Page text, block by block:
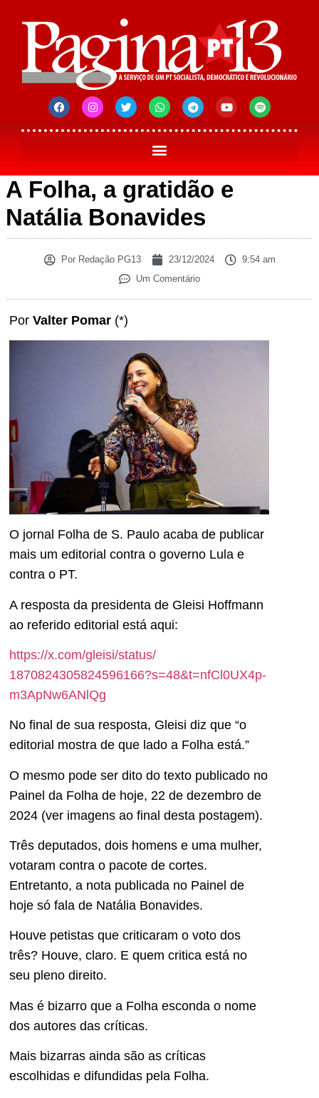
A Folha, a gratidão e
Natália Bonavides
PorRedação PG13 23/12/2024
9:54 am
Um Comentário
Por Valter Pomar (*)
O jornal Folha de S. Paulo acaba de publicar
mais um editorial contra o governo Lula e
contra o PT.
A resposta da presidenta de Gleisi Hoffmann
ao referido editorial está aqui:
https://x.com/gleisi/status/
1870824305824596166?s=48&t=nfCl0UX4p-
m3ApNw6ANlQg
No final de sua resposta, Gleisi diz que “o
editorial mostra de que lado a Folha está.”
O mesmo pode ser dito do texto publicado no
Painel da Folha de hoje, 22 de dezembro de
2024 (ver imagens ao final desta postagem).
Três deputados, dois homens e uma mulher,
votaram contra o pacote de cortes.
Entretanto, a nota publicada no Painel de
hoje só fala de Natália Bonavides.
Houve petistas que criticaram o voto dos
três? Houve, claro. E quem critica está no
seu pleno direito.
Mas é bizarro que a Folha esconda o nome
dos autores das críticas.
Mais bizarras ainda são as críticas
escolhidas e difundidas pela Folha.